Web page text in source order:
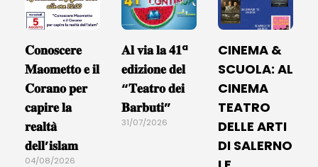
𝐂𝐨𝐧𝐨𝐬𝐜𝐞𝐫𝐞
𝐌𝐚𝐨𝐦𝐞𝐭𝐭𝐨 𝐞 𝐢𝐥
𝐂𝐨𝐫𝐚𝐧𝐨 𝐩𝐞𝐫
𝐜𝐚𝐩𝐢𝐫𝐞 𝐥𝐚
𝐫𝐞𝐚𝐥𝐭𝐚̀
𝐝𝐞𝐥𝐥’𝐢𝐬𝐥𝐚𝐦
04/08/2026
𝐀𝐥 𝐯𝐢𝐚 𝐥𝐚 𝟒𝟏ª
𝐞𝐝𝐢𝐳𝐢𝐨𝐧𝐞 𝐝𝐞𝐥
“𝐓𝐞𝐚𝐭𝐫𝐨 𝐝𝐞𝐢
𝐁𝐚𝐫𝐛𝐮𝐭𝐢”
31/07/2026
CINEMA &
SCUOLA: AL
CINEMA
TEATRO
DELLE ARTI
DI SALERNO